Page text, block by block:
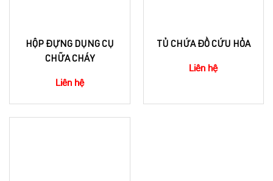
HỘP ĐỰNG DỤNG CỤ
CHỮA CHÁY
Liên hệ
TỦ CHỨA ĐỒ CỨU HỎA
Liên hệ